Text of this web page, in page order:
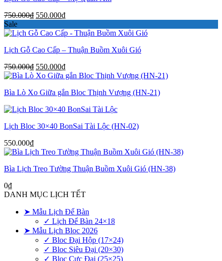
750.000₫ Giá
là:
550.000₫Giá
tại
550.000₫.
Sale
Lịch Gỗ Cao Cấp – Thuận Buồm Xuôi Gió
750.000₫ Giá
gốc
750.000₫.
550.000₫Giá
hiện
là:
Bìa Lò Xo Giữa gắn Bloc Thịnh Vượng (HN-21)
Lịch Bloc 30×40 BonSai Tài Lộc (HN-02)
550.000₫
Bìa Lịch Treo Tường Thuận Buồm Xuôi Gió (HN-38)
0₫
DANH MỤC LỊCH TẾT
➤ Mẫu Lịch Để Bàn
✓ Lịch Để Bàn 24×18
➤ Mẫu Lịch Bloc 2026
✓ Bloc Đại Hộp (17×24)
✓ Bloc Siêu Đại (20×30)
✓ Bloc Cực Đại (25×25)